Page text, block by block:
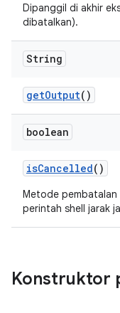
Dipanggil di akhir
dibatalkan).
String
getOutput()
boolean
isCancelled()
Metode pembatalan
perintah shell jarak
Konstruktor